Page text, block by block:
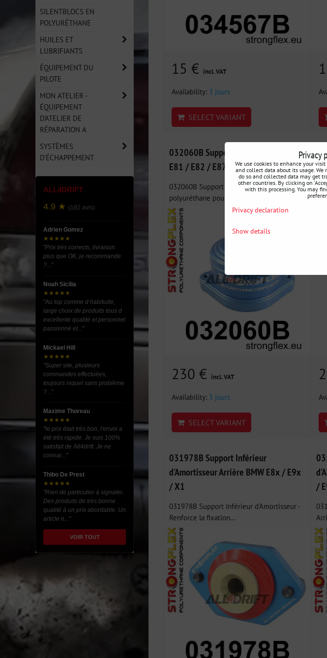
15 € incl. VAT
Availability: 3 jours
SELECT VARIANT
032060B Support moteur E90 - BMW
E81 / E82 / E87 / E88 (04-13)
032060B Support moteur - Supports en
polyuréthane pour conduite...
230 € incl. VAT
Availability: 3 jours
SELECT VARIANT
Kit
031978B Support Inférieur
d'Amortisseur Arrière BMW E8x / E9x
/ X1
031978B Support Inférieur d'Amortisseur -
Renforce la fixation...
/
SILENTBLOCS EN
POLYURÉTHANE
HUILES ET
LUBRIFIANTS
ÉQUIPEMENT DU
PILOTE
MON ATELIER -
ÉQUIPEMENT
D'ATELIER DE
RÉPARATION A
SYSTÈMES
D'ÉCHAPPEMENT
ALL4DRIFT
4.9 ★ (182 avis)
Adrien Gomez
★★★★★
"Prix très corrects, livraison
plus que OK, je recommande
?..."
Noah Sicilia
★★★★★
"Au top comme d habitude,
large choix de produits tous d
excellente qualité et personnel
passionné et..."
Mickael Hill
★★★★★
"Super site, plusieurs
commandes effectuées,
toujours niquel sans problème
?..."
Maxime Thoreau
★★★★★
"le prix était très bon, l'envoi a
été très rapide. Je suis 100%
satisfait de All4drift. Je ne
connai..."
Thibo De Prest
★★★★★
"Rien de particulier à signaler.
Des produits de très bonne
qualité à un prix abordable. Un
article n..."
VOIR TOUT
Privacy
We use cookies to enhance your
and collect data about its usage.
do so and collected data may get
other countries. By clicking on
with this processing. You may
Privacy declaration
Show details